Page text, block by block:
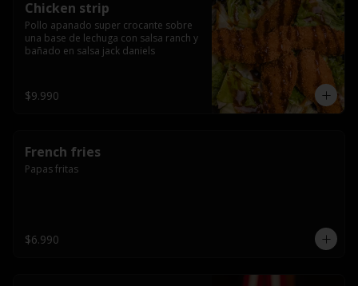
Chicken strip
Pollo apanado super crocante sobre
una base de lechuga con salsa ranch y
bañado en salsa jack daniels
$9.990
French fries
Papas fritas
$6.990